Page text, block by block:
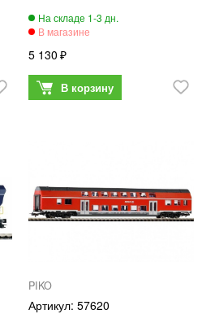
5 130
PIKO
57620